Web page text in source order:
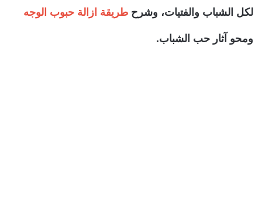
لكل الشباب والفتيات، وشرح طريقة ازالة حبوب الوجه
ومحو آثار حب الشباب.